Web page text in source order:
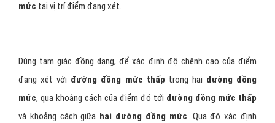
mức tại vị trí điểm đang xét.
Dùng tam giác đồng dạng, để xác định độ chênh cao của điểm
đang xét với đường đồng mức thấp trong hai đường đồng
mức, qua khoảng cách của điểm đó tới đường đồng mức thấp
và khoảng cách giữa hai đường đồng mức. Qua đó xác định